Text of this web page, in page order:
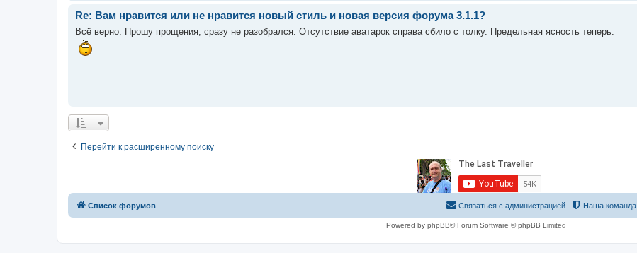
Re: Вам нравится или не нравится новый стиль и новая версия форума 3.1.1?
Всё верно. Прошу прощения, сразу не разобрался. Отсутствие аватарок справа сбило с толку. Предельная ясность теперь.
Перейти к расширенному поиску
Список форумов Наша команда
Связаться с администрацией
Powered by phpBB® Forum Software © phpBB Limited